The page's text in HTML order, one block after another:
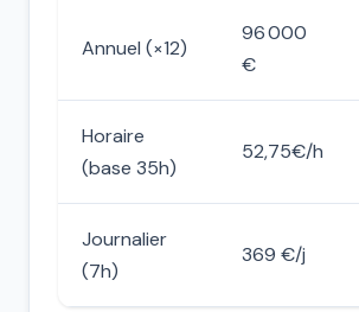
Annuel (×12)
96 000
€
Horaire
(base 35h)
52,75€/h
Journalier
(7h)
369 €/j